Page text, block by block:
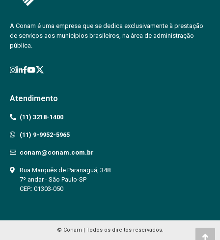
A Conam é uma empresa que se dedica exclusivamente à prestação
de serviços aos municípios brasileiros, na área de administração
pública.
Atendimento
(11) 3218-1400
(11) 9-9952-5965
conam@conam.com.br
Rua Marquês de Paranaguá, 348
7º andar - São Paulo-SP
CEP.: 01303-050
© Conam | Todos os direitos reservados.